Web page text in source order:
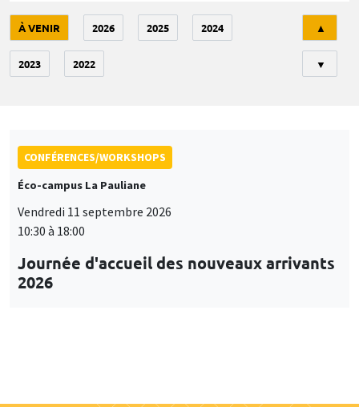
À VENIR 2026 2025 2024
2023 2022
▲
▼
CONFÉRENCES/WORKSHOPS
Éco-campus La Pauliane
Vendredi 11 septembre 2026
10:30 à 18:00
Journée d'accueil des nouveaux arrivants
2026